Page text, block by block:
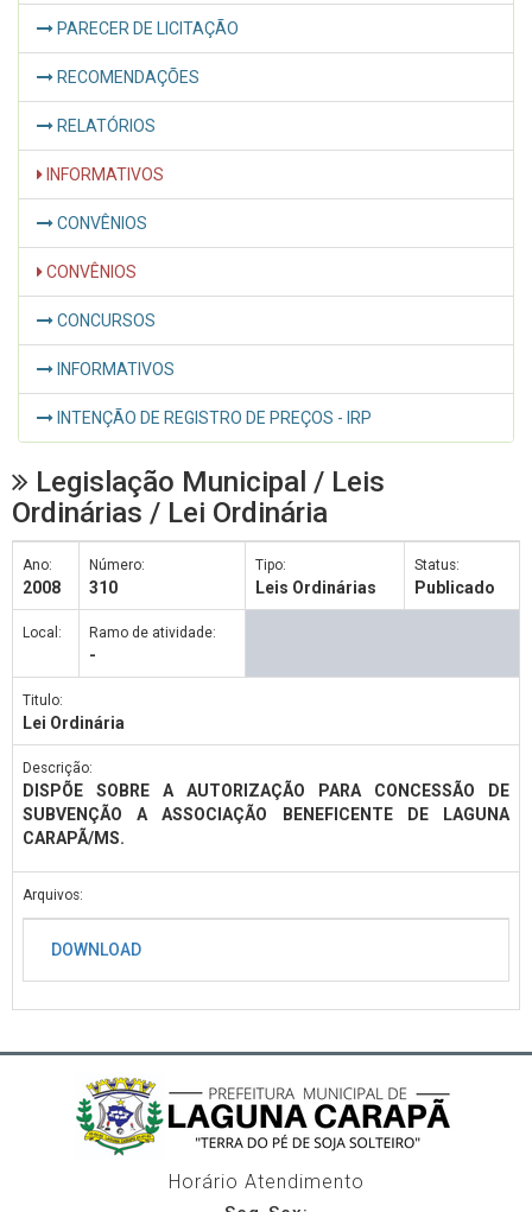
PARECER DE LICITAÇÃO
RECOMENDAÇÕES
RELATÓRIOS
INFORMATIVOS
CONVÊNIOS
CONVÊNIOS
CONCURSOS
INFORMATIVOS
INTENÇÃO DE REGISTRO DE PREÇOS - IRP
Legislação Municipal / Leis
Ordinárias / Lei Ordinária
Ano:
2008
Número:
310
Tipo:
Leis Ordinárias
Status:
Publicado
Local: Ramo de atividade:
-
Titulo:
Lei Ordinária
Descrição:
DISPÕE SOBRE A AUTORIZAÇÃO PARA CONCESSÃO DE
SUBVENÇÃO A ASSOCIAÇÃO BENEFICENTE DE LAGUNA
CARAPÃ/MS.
Arquivos:
DOWNLOAD
Horário Atendimento